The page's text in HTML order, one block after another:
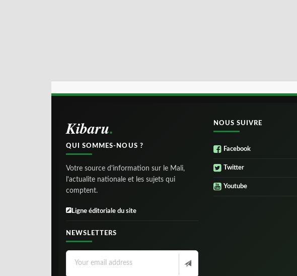
Kibaru
QUI SOMMES-NOUS ?
Votre source d'information sur le Mali,
l'actualite nationale et les sujets qui
comptent.
Ligne éditoriale du site
NEWSLETTERS
NOUS SUIVRE
Facebook
Twitter
Youtube